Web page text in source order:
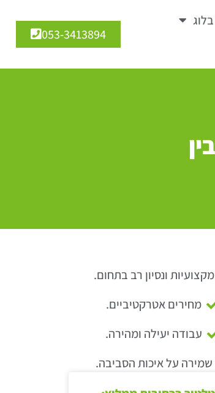
בלוג
053-3413894
מקצועיות ונסיון רב בתחום.
מחירים אטרקטיביים.
עבודה יעילה ומהירה.
שמירה על איכות הסביבה.